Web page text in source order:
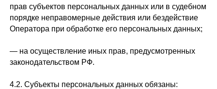
прав субъектов персональных данных или в судебном
порядке неправомерные действия или бездействие
Оператора при обработке его персональных данных;
— на осуществление иных прав, предусмотренных
законодательством РФ.
4.2. Субъекты персональных данных обязаны: